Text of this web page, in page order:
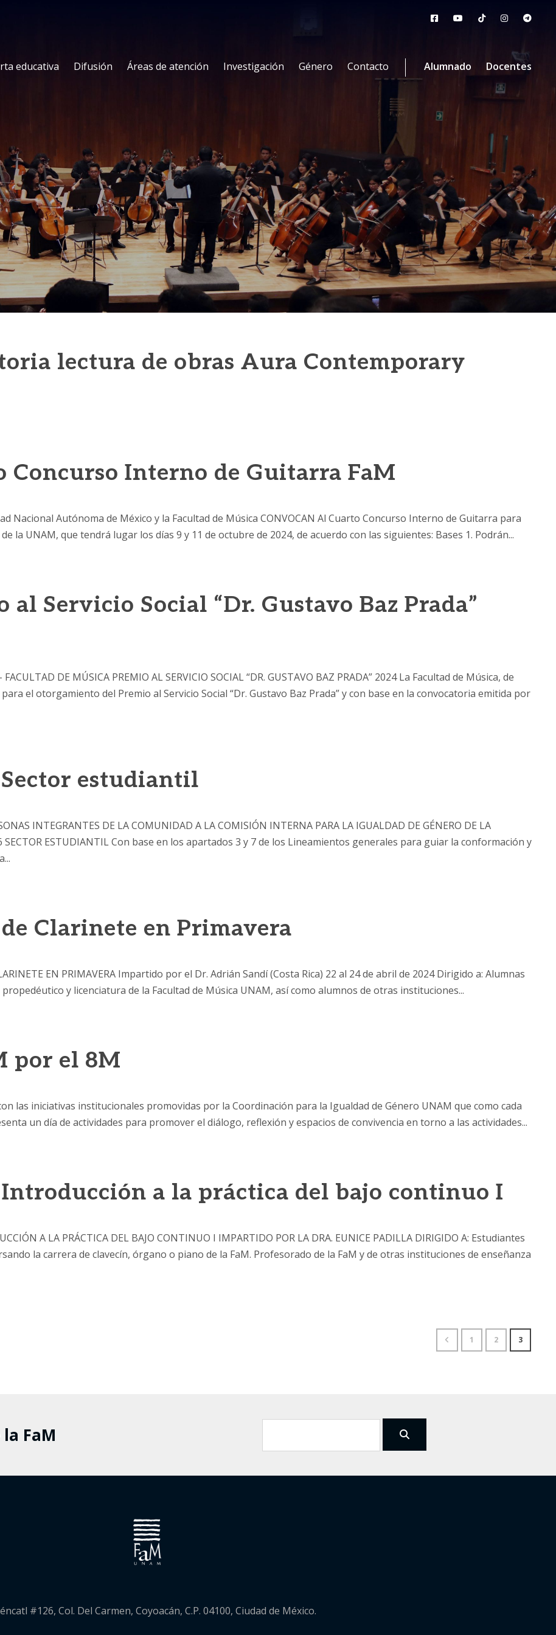
educativa Difusión Áreas de atención Investigación Género Contacto Alumnado Docentes
lectura de obras Aura Contemporary
Concurso Interno de Guitarra FaM
Nacional Autónoma de México y la Facultad de Música CONVOCAN Al Cuarto Concurso Interno de Guitarra para
la UNAM, que tendrá lugar los días 9 y 11 de octubre de 2024, de acuerdo con las siguientes: Bases 1. Podrán...
Servicio Social “Dr. Gustavo Baz Prada”
DE MÚSICA PREMIO AL SERVICIO SOCIAL “DR. GUSTAVO BAZ PRADA” 2024 La Facultad de Música, de
el otorgamiento del Premio al Servicio Social “Dr. Gustavo Baz Prada” y con base en la convocatoria emitida por
estudiantil
INTEGRANTES DE LA COMUNIDAD A LA COMISIÓN INTERNA PARA LA IGUALDAD DE GÉNERO DE LA
SECTOR ESTUDIANTIL Con base en los apartados 3 y 7 de los Lineamientos generales para guiar la conformación y
Clarinete en Primavera
EN PRIMAVERA Impartido por el Dr. Adrián Sandí (Costa Rica) 22 al 24 de abril de 2024 Dirigido a: Alumnas
y licenciatura de la Facultad de Música UNAM, así como alumnos de otras instituciones...
por el 8M
las iniciativas institucionales promovidas por la Coordinación para la Igualdad de Género UNAM que como cada
un día de actividades para promover el diálogo, reflexión y espacios de convivencia en torno a las actividades...
a la práctica del bajo continuo I
A LA PRÁCTICA DEL BAJO CONTINUO I IMPARTIDO POR LA DRA. EUNICE PADILLA DIRIGIDO A: Estudiantes
la carrera de clavecín, órgano o piano de la FaM. Profesorado de la FaM y de otras instituciones de enseñanza
1 2 3
FaM
#126, Col. Del Carmen, Coyoacán, C.P. 04100, Ciudad de México.